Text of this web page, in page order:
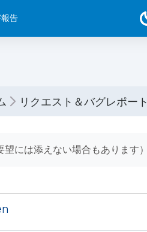
告
リクエスト＆バグレポート
には添えない場合もあります）